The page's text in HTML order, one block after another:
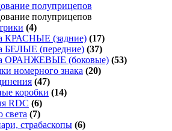
полуприцепов
полуприцепов
(4)
КРАСНЫЕ (задние) (17)
БЕЛЫЕ (передние) (37)
ОРАНЖЕВЫЕ (боковые) (53)
номерного знака (20)
(47)
коробки (14)
RDC (6)
света (7)
страбаскопы (6)